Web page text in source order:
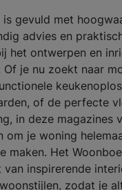
is gevuld met
advies en
het ontwerpen en
Of je nu zoekt naar
of de perfecte
in deze magazines
om je woning
maken. Het
van inspirerende
zodat je